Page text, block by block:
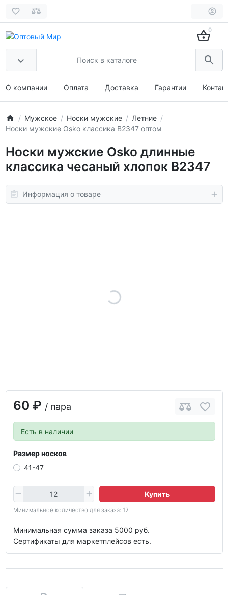
0
О компании Оплата Доставка Гарантии
Мужское Носки мужские
Летние
Носки мужские Osko классика В2347 оптом
Носки мужские Osko длинные
классика чесаный хлопок В2347
Информация о товаре
60 ₽ / пара
Есть в наличии
Размер носков
41-47
Купить
Минимальное количество для заказа: 12
Минимальная сумма заказа 5000 руб.
Сертификаты для маркетплейсов есть.